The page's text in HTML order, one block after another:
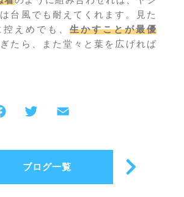
台風でも耐えてくれます。見た
えめでも、 生かすことが最優
たら、また堂々と葉を広げれば
ブログ一覧